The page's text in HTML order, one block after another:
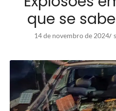
que se
14 de novembro de 2024/